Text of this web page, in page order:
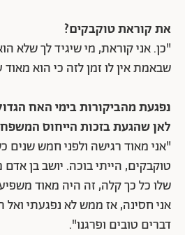
את קוראת טוקבקים?
"כן. אני קוראת, מי שיגיד לך שלא
שבאמת אין לו זמן לזה כי הוא מאוד
נפגעת מהביקורות בימי האח
לאן שהגעת בזכות הייחוס
"אני מאוד רגישה ולפני חמש שנים
טוקבקים, הייתי בוכה. יושב בן
שלו כל כך קלה, זה היה מאוד
אני חסינה, אז ממש לא נפגעתי
דברים טובים ופרגנו".